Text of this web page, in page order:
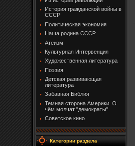
История гражданской войны в
СССР
Политическая экономия
Наша родина СССР
Атеизм
Культурная Интервенция
Художественная литература
Поэзия
Детская развивающая
литература
Забавная Библия
Темная сторона Америки. О
чём молчат "демократы".
Советское кино
Категории раздела